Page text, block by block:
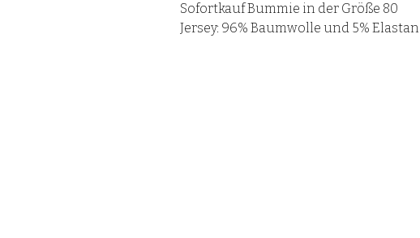
Sofortkauf Bummie in der Größe 80
Jersey: 96% Baumwolle und 5% Elastan